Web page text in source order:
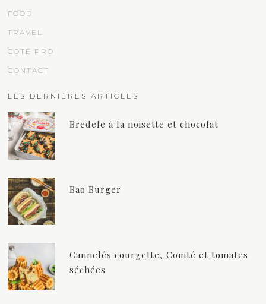
FOOD
TRAVEL
COTÉ PRO
CONTACT
LES DERNIÈRES ARTICLES
Bredele à la noisette et chocolat
Bao Burger
Cannelés courgette, Comté et tomates
séchées